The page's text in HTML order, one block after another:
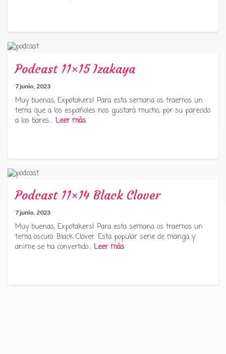
Podcast 11×15 Izakaya
7 junio, 2023
Muy buenas, Expotakers! Para esta semana os traemos un
tema que a los españoles nos gustará mucho, por su parecido
a los bares:… Leer más
Podcast 11×14 Black Clover
7 junio, 2023
Muy buenas, Expotakers! Para esta semana os traemos un
tema oscuro: Black Clover. Esta popular serie de manga y
anime se ha convertido… Leer más